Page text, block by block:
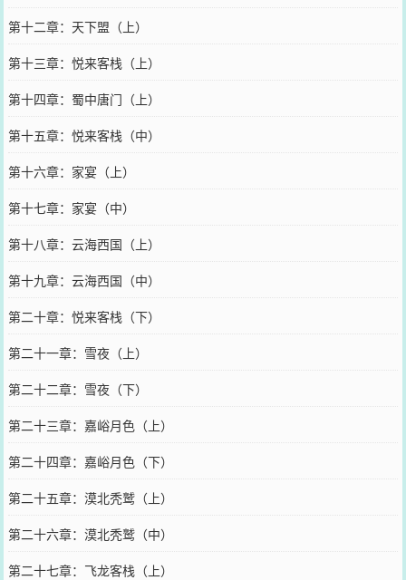
第十二章：天下盟（上）
第十三章：悦来客栈（上）
第十四章：蜀中唐门（上）
第十五章：悦来客栈（中）
第十六章：家宴（上）
第十七章：家宴（中）
第十八章：云海西国（上）
第十九章：云海西国（中）
第二十章：悦来客栈（下）
第二十一章：雪夜（上）
第二十二章：雪夜（下）
第二十三章：嘉峪月色（上）
第二十四章：嘉峪月色（下）
第二十五章：漠北秃鹫（上）
第二十六章：漠北秃鹫（中）
第二十七章：飞龙客栈（上）